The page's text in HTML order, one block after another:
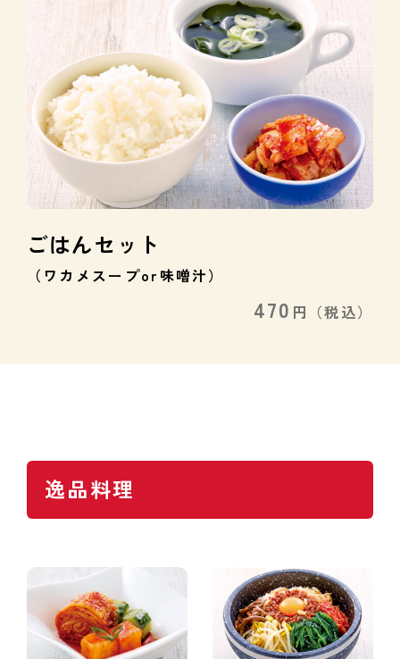
ごはんセット
（ワカメスープor味噌汁）
470 円 （税込）
逸品料理